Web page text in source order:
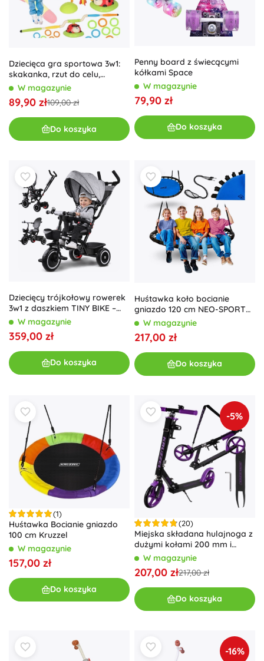
Dziecięca gra sportowa 3w1:
skakanka, rzut do celu,
wyrzutnia Biedronka
W magazynie
89,90 zł109,00 zł
Do koszyka
Penny board z świecącymi
kółkami Space
W magazynie
79,90 zł
Do koszyka
Dziecięcy trójkołowy rowerek
3w1 z daszkiem TINY BIKE –
Obracany
W magazynie
359,00 zł
Do koszyka
Huśtawka koło bocianie
gniazdo 120 cm NEO-SPORT
Swingo
W magazynie
217,00 zł
Do koszyka
(1)
Huśtawka Bocianie gniazdo
100 cm Kruzzel
W magazynie
157,00 zł
Do koszyka
-5%
(20)
Miejska składana hulajnoga z
dużymi kołami 200 mm i
hamulcem nożnym –
Fioletowa
W magazynie
207,00 zł217,00 zł
Do koszyka
-16%